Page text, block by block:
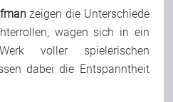
zeigen die Unterschiede
wagen sich in ein
voller spielerischen
dabei die Entspanntheit